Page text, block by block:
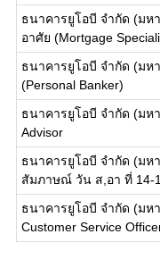
ธนาคารยูโอบี จำกัด (มห
อาศัย (Mortgage
ธนาคารยูโอบี จำกัด (มห
(Personal Banker)
ธนาคารยูโอบี จำกัด (มห
Advisor
ธนาคารยูโอบี จำกัด (มห
สัมภาษณ์ วัน ส,อา ที่ 14-
ธนาคารยูโอบี จำกัด (มห
Customer Service